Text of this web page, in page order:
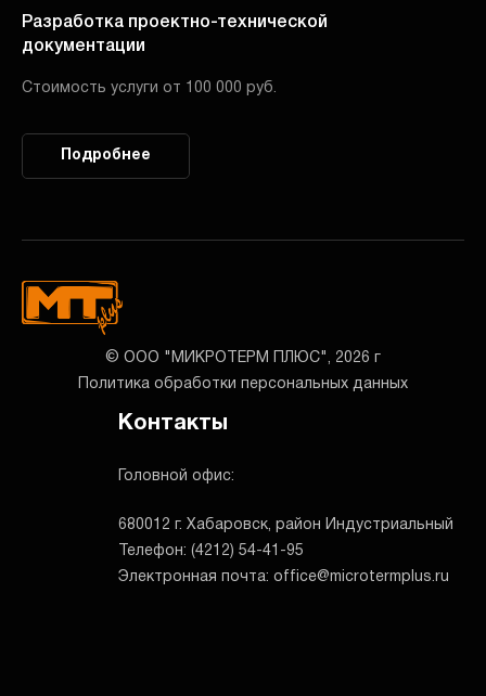
Разработка проектно-технической
документации
Стоимость услуги от 100 000 руб.
Подробнее
© ООО "МИКРОТЕРМ ПЛЮС", 2026 г
Политика обработки персональных данных
Контакты
Головной офис:
680012 г. Хабаровск, район Индустриальный
Телефон: (4212) 54-41-95
Электронная почта: office@microtermplus.ru